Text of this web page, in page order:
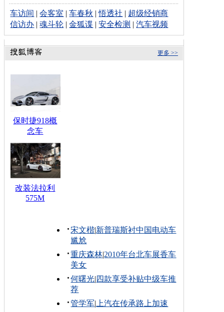
车访间 |会客室 |车春秋 |悟透社 | 超级经销商
信访办 |魂斗轮 |金狐谍 |安全检测 |汽车视频
更多 >>
保时捷918概
念车
改装法拉利
575M
宋文楷|新普瑞斯衬中国电动车
尴尬
重庆森林|2010年台北车展香车
美女
何曙光| 四款享受补贴中级车推
荐
管学军| 上汽在传承路上加速